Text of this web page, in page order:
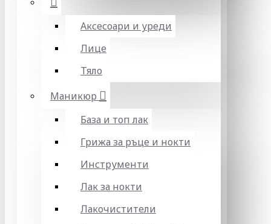
Аксесоари и уреди
Лице
Тяло
Маникюр
База и топ лак
Грижа за ръце и нокти
Инструменти
Лак за нокти
Лакочистители